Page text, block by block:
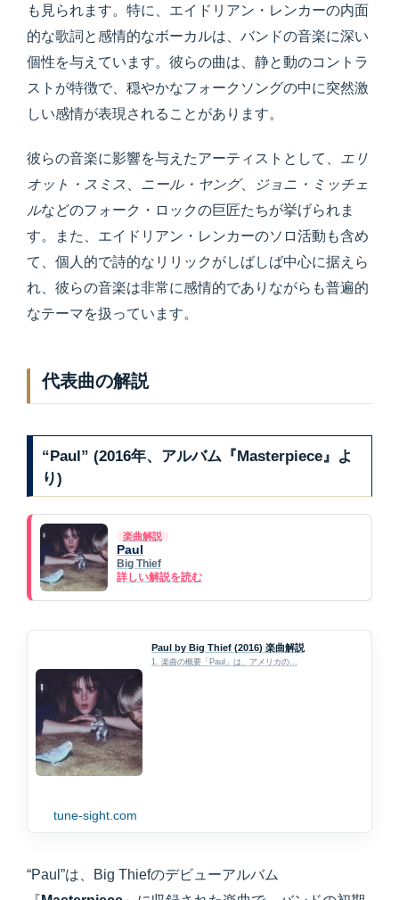
も見られます。特に、エイドリアン・レンカーの内面
的な歌詞と感情的なボーカルは、バンドの音楽に深い
個性を与えています。彼らの曲は、静と動のコントラ
ストが特徴で、穏やかなフォークソングの中に突然激
しい感情が表現されることがあります。
彼らの音楽に影響を与えたアーティストとして、 エリ
オット・スミス
ニール・ヤング、
ジョニ・ミッチェ
ルなどのフォーク・ロックの巨匠たちが挙げられま
す。また、エイドリアン・レンカーのソロ活動も含め
て、個人的で詩的なリリックがしばしば中心に据えら
れ、彼らの音楽は非常に感情的でありながらも普遍的
なテーマを扱っています。
代表曲の解説
“Paul” (2016年、アルバム『Masterpiece』よ
り)
楽曲解説
Paul
Big Thief
詳しい解説を読む
Paul by Big Thief (2016) 楽曲解説
1. 楽曲の概要「Paul」は、アメリカの...
tune-sight.com
“Paul”は、Big Thiefのデビューアルバム